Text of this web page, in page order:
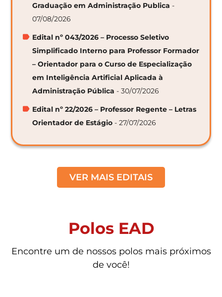
Graduação em Administração Publica -
07/08/2026
Edital nº 043/2026 – Processo Seletivo
Simplificado Interno para Professor Formador
– Orientador para o Curso de Especialização
em Inteligência Artificial Aplicada à
Administração Pública - 30/07/2026
Edital nº 22/2026 – Professor Regente – Letras
Orientador de Estágio - 27/07/2026
VER MAIS EDITAIS
Polos EAD
Encontre um de nossos polos mais próximos
de você!